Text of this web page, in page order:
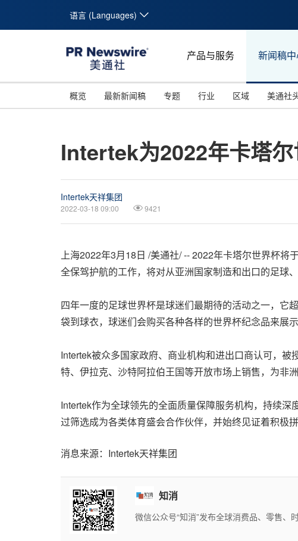
语言 (Languages)
产品与服务 新闻稿
概览 最新新闻稿 专题 行业 区域 美通社
Intertek为2022年卡塔
Intertek天祥集团
2022-03-18 09:00 9421
上海2022年3月18日 /美通社/ -- 2022年卡塔尔世界杯
全保驾护航的工作，将对从亚洲国家制造和出口的足球
四年一度的足球世界杯是球迷们最期待的活动之一，它
袋到球衣，球迷们会购买各种各样的世界杯纪念品来展
Intertek被众多国家政府、商业机构和进出口商认可，
特、伊拉克、沙特阿拉伯王国等开放市场上销售，为非
Intertek作为全球领先的全面质量保障服务机构，持续深
过筛选成为各类体育盛会合作伙伴，并始终见证着积极
消息来源：Intertek天祥集团
知消
微信公众号“知消”发布全球消费品、零售、